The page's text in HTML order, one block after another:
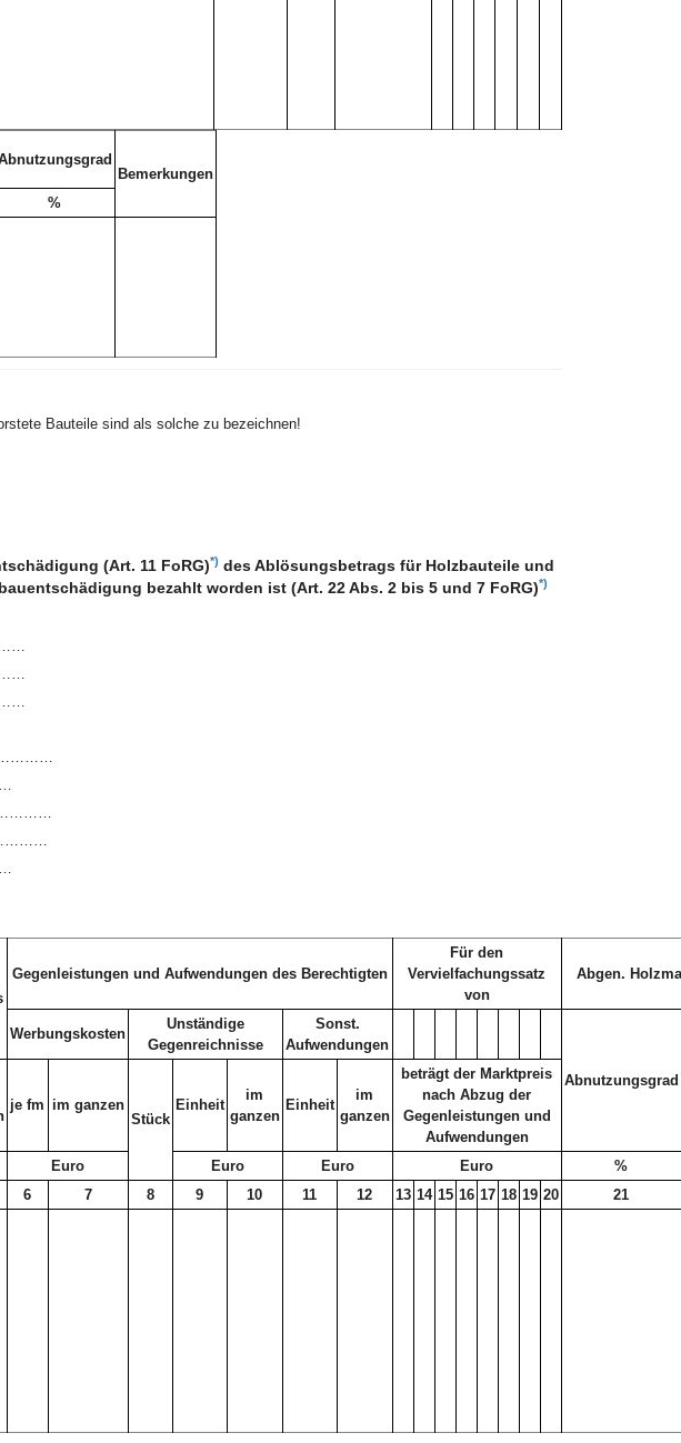
Bemerkungen
%
Bauteile sind als solche zu bezeichnen!
(Art. 11 FoRG)*) des Ablösungsbetrags für Holzbauteile und
bezahlt worden ist (Art. 22 Abs. 2 bis 5 und 7 FoRG)*)
Gegenleistungen und Aufwendungen des Berechtigten
Für den
Vervielfachungssatz
von
Abgen.
Werbungskosten
Unständige
Gegenreichnisse
Sonst.
Aufwendungen
Abnutzungsgrad
je fm im ganzen
Stück
Einheit
im
ganzen
Einheit
im
ganzen
beträgt der Marktpreis
nach Abzug der
Gegenleistungen und
Aufwendungen
Euro Euro Euro Euro
%
6 7 8 9 10 11 12 13 14 15 16 17 18 19 20 21